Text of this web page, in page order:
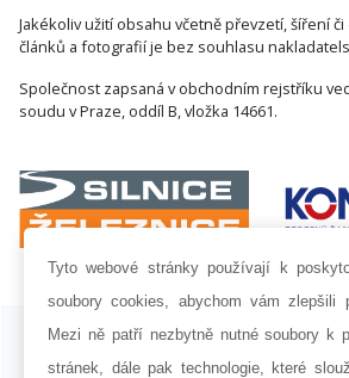
Jakékoliv užití obsahu včetně převzetí, šíření
článků a fotografií je bez souhlasu
Společnost zapsaná v obchodním rejstříku
soudu v Praze, oddíl B, vložka 14661.
ISSN 1802-8535 © 2009 - 2026 AF POWER
Tyto webové stránky používají k
soubory cookies, abychom vám zlepšili
Mezi ně patří nezbytně nutné soubory k
stránek, dále pak technologie, které